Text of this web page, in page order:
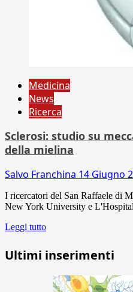
Medicina
News
Ricerca
Sclerosi: studio su
della mielina
Salvo Franchina 14 Giugno
I ricercatori del San Raffaele di
New York University e
Leggi tutto
Ultimi inserimenti